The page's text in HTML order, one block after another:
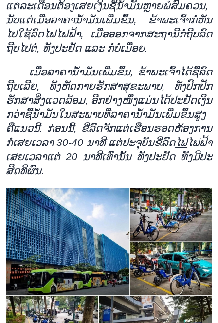
ແຕ່ລະເດືອນຕ້ອງເສຍເງິນຊື້ນ້ຳມັນຫຼາຍພໍສົມຄວນ,
ນັບແຕ່ເມື່ອລາຄານ້ຳມັນເພີ່ມຂຶ້ນ, ຂ້າພະເຈົ້າກໍ່ຫັນ
ໄປໃຊ້ລົດໄຟໄຟຟ້າ, ເມື່ອອອກຈາກສະຖານີກໍ່ຖີບລົດ
ຖີບໄປຕໍ່, ທັງປະຢັດ ແລະ ກໍ່ບໍ່ເມື່ອຍ.
ເມື່ອລາຄານ້ຳມັນເພີ່ມຂຶ້ນ, ຂ້າພະເຈົ້າໄດ້ຊື້ລົດ
ຖີບເລີຍ, ທັງຫັດກາຍຮັກສາສຸຂະພາບ, ທັງປົກປັກ
ຮັກສາສິ່ງແວດລ້ອມ, ອີກຢ່າງໜຶ່ງແມ່ນໄດ້ປະຢັດເງິນ
ກວ່າຊື້ນ້ຳມັນໃນສະພາບທີ່ລາຄານ້ຳມັນເພີ່ມຂຶ້ນສູງ
ຄແນວນີ້. ກ່ອນນີ້, ຂີ່ລົດຈັກແຕ່ເຮືອນຮອດຫ້ອງການ
ກໍ່ເສຍເວລາ30-40 ນາທີ ແຕ່ປະຈຸບັນຂີ່ລົດໄຟໄຟຟ້າ
ເສຍເວລາແຕ່20 ນາທີເທົ່ານັ້ນ ທັງປະຢັດ ທັງມີປະ
ສິດທິຜົນ.